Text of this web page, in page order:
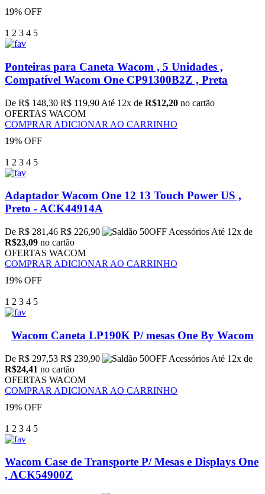
19% OFF
1 2 3 4 5
Ponteiras para Caneta Wacom , 5 Unidades ,
Compatível Wacom One CP91300B2Z , Preta
De R$ 148,30 R$ 119,90 Até 12x de R$12,20 no cartão
OFERTAS WACOM
COMPRAR ADICIONAR AO CARRINHO
19% OFF
1 2 3 4 5
Adaptador Wacom One 12 13 Touch Power US ,
Preto - ACK44914A
De R$ 281,46 R$ 226,90
Até 12x de
R$23,09 no cartão
OFERTAS WACOM
COMPRAR ADICIONAR AO CARRINHO
19% OFF
1 2 3 4 5
Wacom Caneta LP190K P/ mesas One By Wacom
De R$ 297,53 R$ 239,90
Até 12x de
R$24,41 no cartão
OFERTAS WACOM
COMPRAR ADICIONAR AO CARRINHO
19% OFF
1 2 3 4 5
Wacom Case de Transporte P/ Mesas e Displays One
, ACK54900Z